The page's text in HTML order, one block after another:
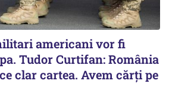
americani vor fi
Tudor Curtifan: România
clar cartea. Avem cărți pe